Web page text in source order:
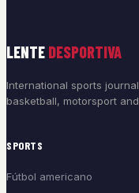
LENTE DESPORTIVA
International sports
basketball, motorsport
SPORTS
Fútbol americano